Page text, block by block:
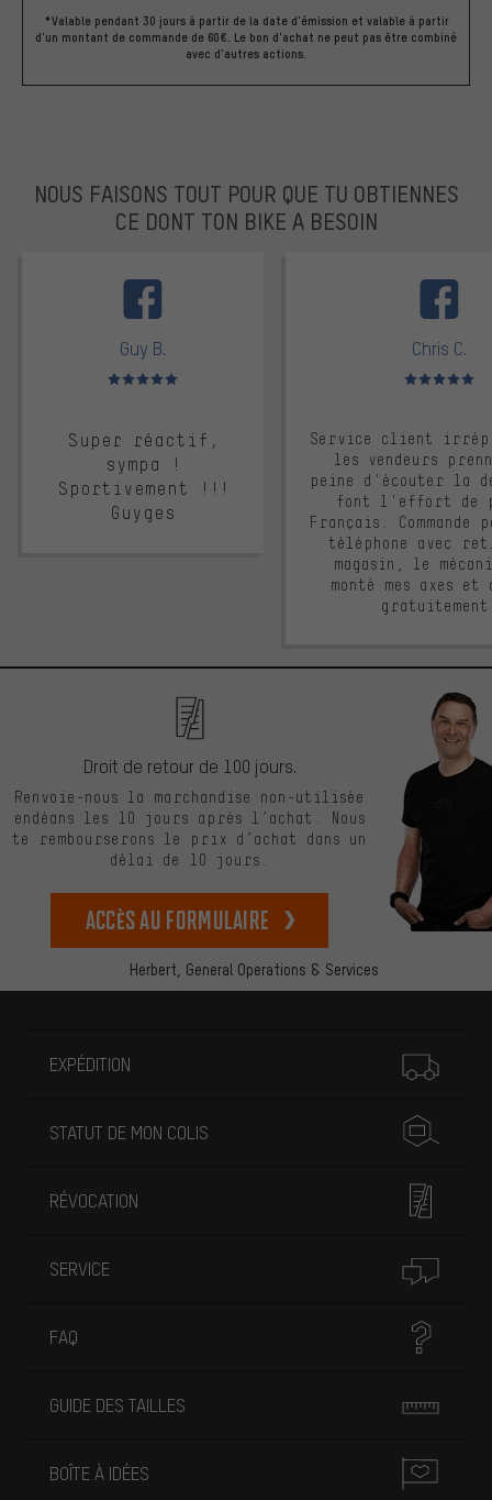
*Valable pendant 30 jours à partir de la date d'émission et valable à partir
d'un montant de commande de 60€. Le bon d'achat ne peut pas être combiné
avec d'autres actions.
NOUS FAISONS TOUT POUR QUE TU OBTIENNES
CE DONT TON BIKE A BESOIN
Guy B.
Note moyenne : 5 sur 5
Super réactif,
sympa !
Sportivement !!!
Guyges
Chris C.
Note moyenne :
Service client
les vendeurs
peine d'écouter la
font l'effort de
Français. Commande
téléphone avec
magasin, le
monté mes axes et
Herbert, General Operations & Services
Droit de retour de 100 jours.
Renvoie-nous la marchandise non-utilisée
endéans les 10 jours après l’achat. Nous
te rembourserons le prix d’achat dans un
délai de 10 jours.
Accès au formulaire
EXPÉDITION
STATUT DE MON COLIS
RÉVOCATION
SERVICE
FAQ
GUIDE DES TAILLES
BOÎTE À IDÉES